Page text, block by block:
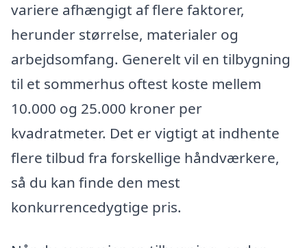
variere afhængigt af flere faktorer,
herunder størrelse, materialer og
arbejdsomfang. Generelt vil en tilbygning
til et sommerhus oftest koste mellem
10.000 og 25.000 kroner per
kvadratmeter. Det er vigtigt at indhente
flere tilbud fra forskellige håndværkere,
så du kan finde den mest
konkurrencedygtige pris.